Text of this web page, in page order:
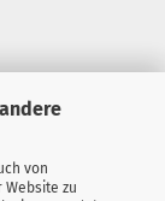
von
zu